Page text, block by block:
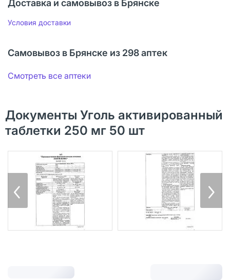
Доставка и самовывоз в Брянске
Условия доставки
Самовывоз в Брянске из 298 аптек
Смотреть все аптеки
Документы Уголь активированный
таблетки 250 мг 50 шт